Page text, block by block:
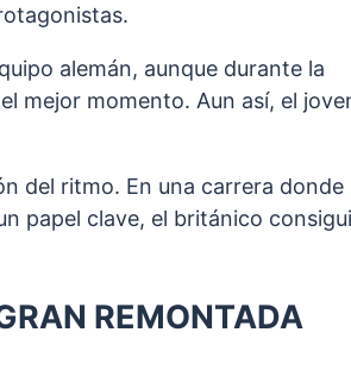
alemán, aunque durante la
mejor momento. Aun así, el
del ritmo. En una carrera donde
papel clave, el británico
REMONTADA